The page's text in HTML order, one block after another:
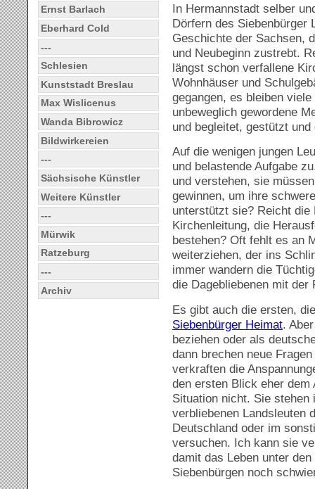
Ernst Barlach
Eberhard Cold
---
Schlesien
Kunststadt Breslau
Max Wislicenus
Wanda Bibrowicz
Bildwirkereien
---
Sächsische Künstler
Weitere Künstler
---
Mürwik
Ratzeburg
---
Archiv
In Hermannstadt selber
Dörfern des Siebenbürger
Geschichte der Sachsen,
und Neubeginn zustrebt.
längst schon verfallene
Wohnhäuser und
gegangen, es bleiben
unbeweglich gewordene
und begleitet, gestützt
Auf die wenigen jungen
und belastende Aufgabe
und verstehen, sie
gewinnen, um ihre
unterstützt sie? Reicht die
Kirchenleitung, die
bestehen? Oft fehlt es an
weiterziehen, der ins
immer wandern die
die Dagebliebenen mit der
Es gibt auch die ersten,
Siebenbürger Heimat.
beziehen oder als
dann brechen neue
verkraften die
den ersten Blick eher dem
Situation nicht. Sie stehen
verbliebenen Landsleuten
Deutschland oder im
versuchen. Ich kann sie
damit das Leben unter
Siebenbürgen noch